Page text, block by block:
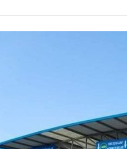
Trafic
Galați,